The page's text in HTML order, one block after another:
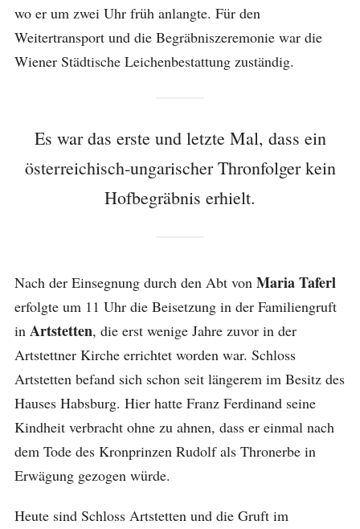
wo er um zwei Uhr früh anlangte. Für den
Weitertransport und die Begräbniszeremonie war die
Wiener Städtische Leichenbestattung zuständig.
Es war das erste und letzte Mal, dass ein
österreichisch-ungarischer Thronfolger kein
Hofbegräbnis erhielt.
Nach der Einsegnung durch den Abt von Maria Taferl
erfolgte um 11 Uhr die Beisetzung in der Familiengruft
in Artstetten, die erst wenige Jahre zuvor in der
Artstettner Kirche errichtet worden war. Schloss
Artstetten befand sich schon seit längerem im Besitz des
Hauses Habsburg. Hier hatte Franz Ferdinand seine
Kindheit verbracht ohne zu ahnen, dass er einmal nach
dem Tode des Kronprinzen Rudolf als Thronerbe in
Erwägung gezogen würde.
Heute sind Schloss Artstetten und die Gruft im